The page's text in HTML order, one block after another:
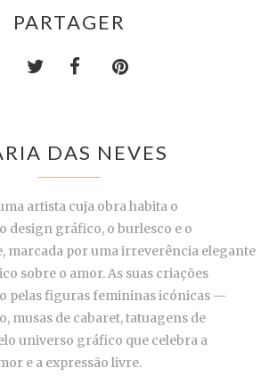
PARTAGER
DAS NEVES
artista cuja obra habita o
design gráfico, o burlesco e o
marcada por uma irreverência elegante
sobre o amor. As suas criações
pelas figuras femininas icónicas —
musas de cabaret, tatuagens de
universo gráfico que celebra a
e a expressão livre.